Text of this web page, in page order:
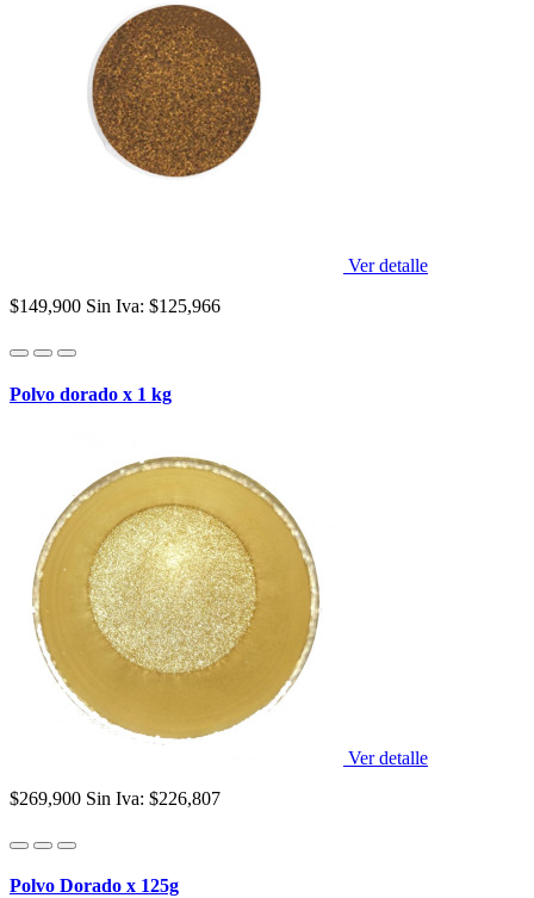
Ver detalle
$149,900 Sin Iva: $125,966
Polvo dorado x 1 kg
Ver detalle
$269,900 Sin Iva: $226,807
Polvo Dorado x 125g